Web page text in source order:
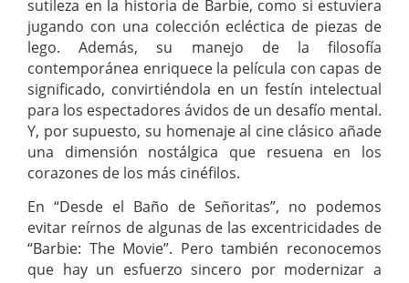
sutileza en la historia de Barbie, como si estuviera
jugando con una colección ecléctica de piezas de
lego. Además, su manejo de la filosofía
contemporánea enriquece la película con capas de
significado, convirtiéndola en un festín intelectual
para los espectadores ávidos de un desafío mental.
Y, por supuesto, su homenaje al cine clásico añade
una dimensión nostálgica que resuena en los
corazones de los más cinéfilos.
En “Desde el Baño de Señoritas”, no podemos
evitar reírnos de algunas de las excentricidades de
“Barbie: The Movie”. Pero también reconocemos
que hay un esfuerzo sincero por modernizar a